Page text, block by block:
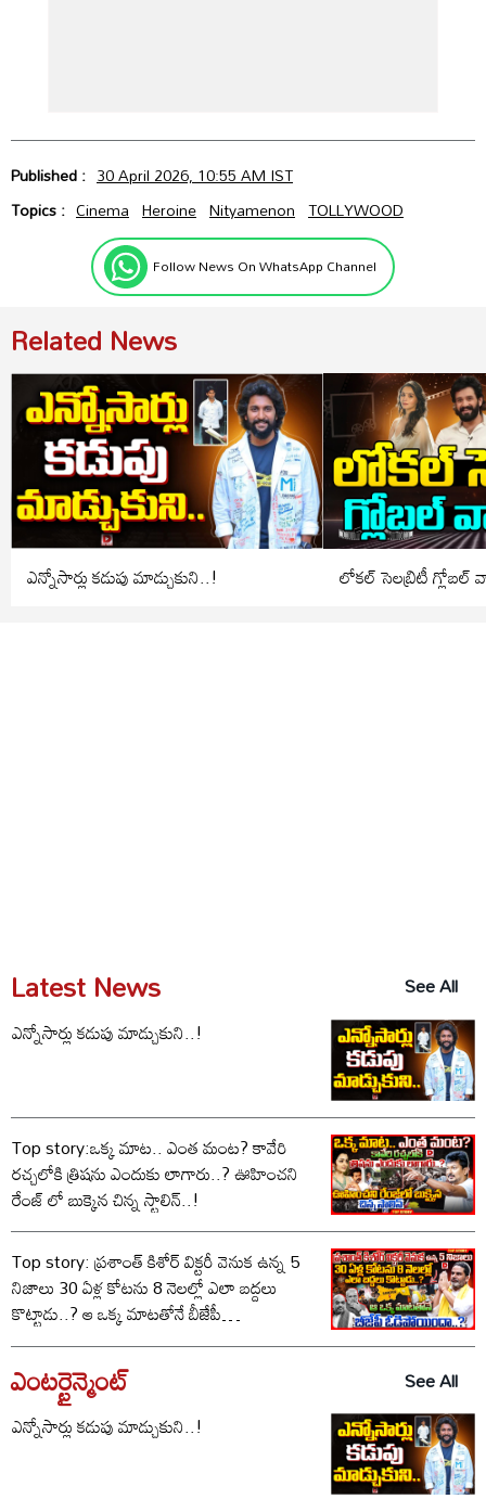
Published : 30 April 2026, 10:55 AM IST
Topics : Cinema Heroine Nityamenon TOLLYWOOD
Follow News On WhatsApp Channel
Related News
ఎన్నోసార్లు కడుపు మాడ్చుకుని..! లోకల్ సెలబ్రిటీ గ్లోబల్
Latest News
See All
ఎన్నోసార్లు కడుపు మాడ్చుకుని..!
Top story:ఒక్క మాట.. ఎంత మంట? కావేరి
రచ్చలోకి త్రిషను ఎందుకు లాగారు..? ఊహించని
రేంజ్ లో బుక్కైన చిన్న స్టాలిన్..!
Top story: ప్రశాంత్ కిశోర్ విక్టరీ వెనుక ఉన్న 5
నిజాలు 30 ఏళ్ల కోటను 8 నెలల్లో ఎలా బద్దలు
కొట్టాడు..? ఆ ఒక్క మాటతోనే బీజేపీ
ఓడిపోయిందా..?
ఎంటర్టైన్మెంట్
See All
ఎన్నోసార్లు కడుపు మాడ్చుకుని..!